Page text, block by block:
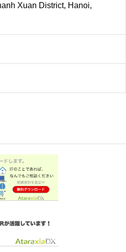
Xuan District, Hanoi,